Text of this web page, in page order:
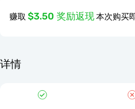
赚取 $3.50 奖励返现本次购买
详情